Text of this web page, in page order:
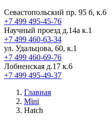
Севастопольский пр. 95 б, к.6
+7 499 495-45-76
Научный проезд д.14а к.1
+7 499 460-63-34
ул. Удальцова, 60, к.1
+7 499 460-69-76
Лобненская д.17 к.6
+7 499 495-49-37
Главная
Mini
Hatch